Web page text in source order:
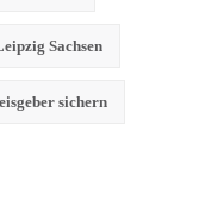
Sachsen
sichern